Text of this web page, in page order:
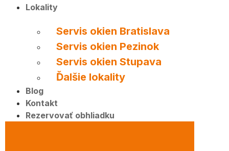
Lokality
Servis okien Bratislava
Servis okien Pezinok
Servis okien Stupava
Ďalšie lokality
Blog
Kontakt
Rezervovať obhliadku